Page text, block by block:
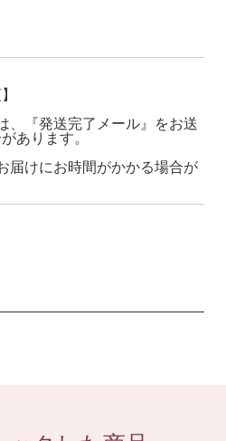
、『発送完了メール』をお送
あります。
届けにお時間がかかる場合が